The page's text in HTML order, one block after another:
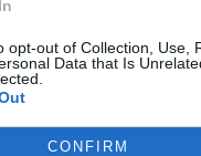
opt-out of Collection, Use,
Data that Is
CONFIRM